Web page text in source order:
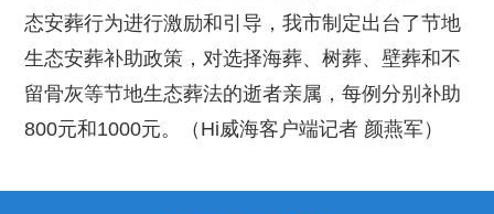
态安葬行为进行激励和引导，我市制定出台了节地
生态安葬补助政策，对选择海葬、树葬、壁葬和不
留骨灰等节地生态葬法的逝者亲属，每例分别补助
800元和1000元。（Hi威海客户端记者 颜燕军）